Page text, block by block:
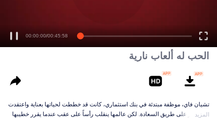
00:00:00/00:45:58
الحب له ألعاب نارية
تشيان فاي، موظفة مبتدئة في بنك استثماري، كانت قد خططت لحياتها بعناية واعتقدت
أنها تسير على طريق السعادة. لكن عالمها ينقلب رأساً على عقب عندما يقرر خطيبها
المزيد